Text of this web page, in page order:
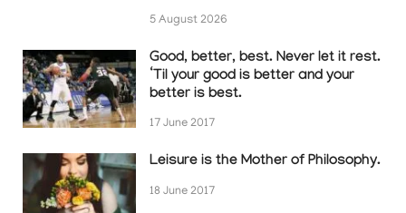
5 August 2026
Good, better, best. Never let it rest.
‘Til your good is better and your
better is best.
17 June 2017
Leisure is the Mother of Philosophy.
18 June 2017